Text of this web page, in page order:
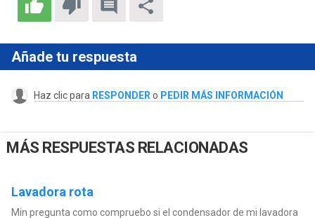
Añade tu respuesta
Haz clic para RESPONDER o PEDIR MÁS INFORMACIÓN
MÁS RESPUESTAS RELACIONADAS
Lavadora rota
Min pregunta como compruebo si el condensador de mi lavadora